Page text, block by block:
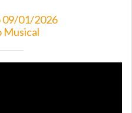
09/01/2026
Musical